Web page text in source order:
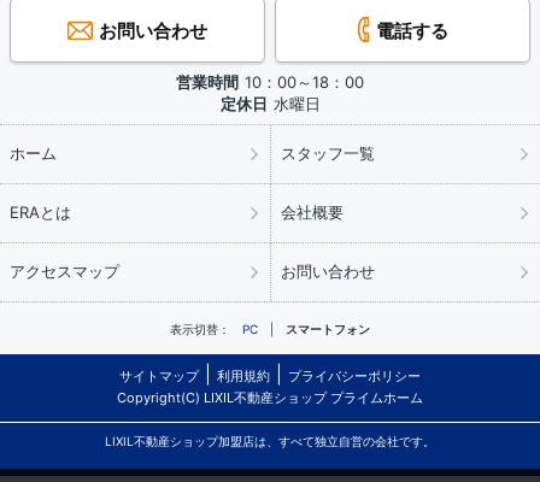
お問い合わせ 電話する
営業時間 10：00～18：00
定休日 水曜日
ホーム スタッフ一覧
ERAとは 会社概要
アクセスマップ お問い合わせ
表示切替： PC スマートフォン
サイトマップ 利用規約
プライバシーポリシー
Copyright(C) LIXIL不動産ショップ プライムホーム
LIXIL不動産ショップ加盟店は、すべて独立自営の会社です。